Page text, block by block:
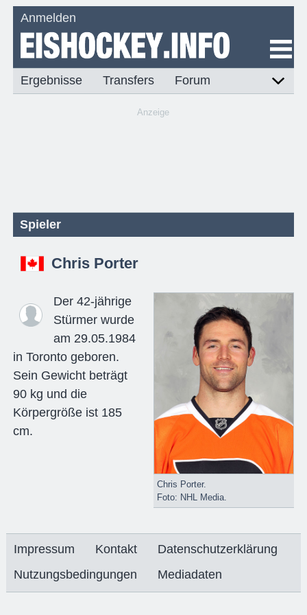
Anmelden
Ergebnisse Transfers Forum
Anzeige
Spieler
Chris Porter
Chris Porter.
Foto: NHL Media.
Der 42-jährige
Stürmer wurde
am 29.05.1984
in Toronto geboren.
Sein Gewicht beträgt
90 kg und die
Körpergröße ist 185
cm.
Impressum Kontakt
Datenschutzerklärung
Nutzungsbedingungen
Mediadaten